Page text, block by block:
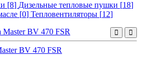
[8] Дизельные тепловые пушки [18]
[0] Тепловентиляторы [12]
BV 470 FSR